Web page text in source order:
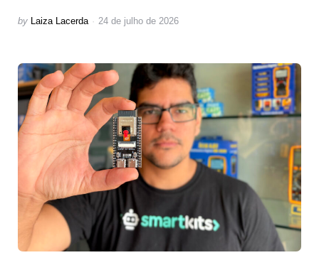
Posted
by Laiza Lacerda 24 de julho de 2026